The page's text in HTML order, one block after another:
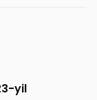
yil